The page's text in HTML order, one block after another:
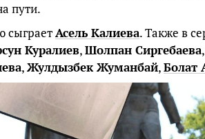
пути.
сыграетАсель Калиева. Также в
Куралиев,Шолпан Сиргебаева,
,Жулдызбек Жуманбай,Болат